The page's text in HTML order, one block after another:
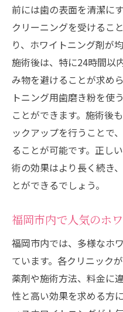
前には歯の表面を清潔に
クリーニングを受けるこ
り、ホワイトニング剤が
施術後は、特に24時間以
み物を避けることが求め
トニング用歯磨き粉を使
ことができます。施術後
ックアップを行うことで
ることが可能です。正し
術の効果はより長く続き
とができるでしょう。
福岡市内で人気のホ
福岡市内では、多様なホ
ています。各クリニック
薬剤や施術方法、料金に
性と高い効果を求める方